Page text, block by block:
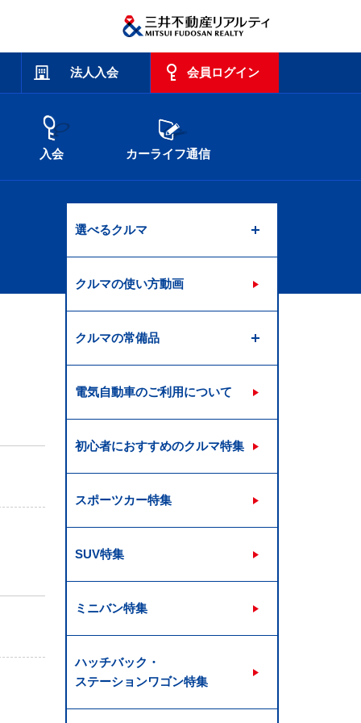
法人入会 会員ログイン
入会 カーライフ通信
選べるクルマ
クルマの使い方動画
クルマの常備品
電気自動車のご利用について
初心者におすすめのクルマ特集
スポーツカー特集
SUV特集
ミニバン特集
ハッチバック・
ステーションワゴン特集